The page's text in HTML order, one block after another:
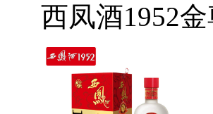
西凤酒1952